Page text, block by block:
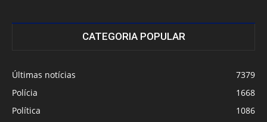
CATEGORIA POPULAR
Últimas notícias
7379
Polícia
1668
Política
1086